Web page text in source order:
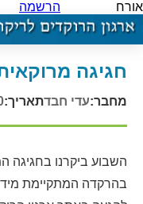
אורח הרשמה
חגיגה
מחבר:עדי חבדתאריך:
השבוע ביקרנו בחגיגה
בהרקדה המתקיימת